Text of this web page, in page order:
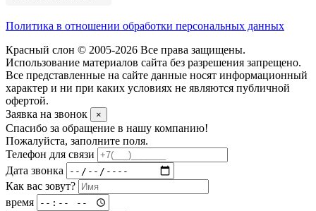
Политика в отношении обработки персональных данных
Красный слон © 2005-2026 Все права защищены.
Использование материалов сайта без разрешения запрещено.
Все представленные на сайте данные носят информационный
характер и ни при каких условиях не являются публичной
офертой.
Заявка на звонок
×
Спасибо за обращение в нашу компанию!
Пожалуйста, заполните поля.
Телефон для связи
Дата звонка
Как вас зовут?
время